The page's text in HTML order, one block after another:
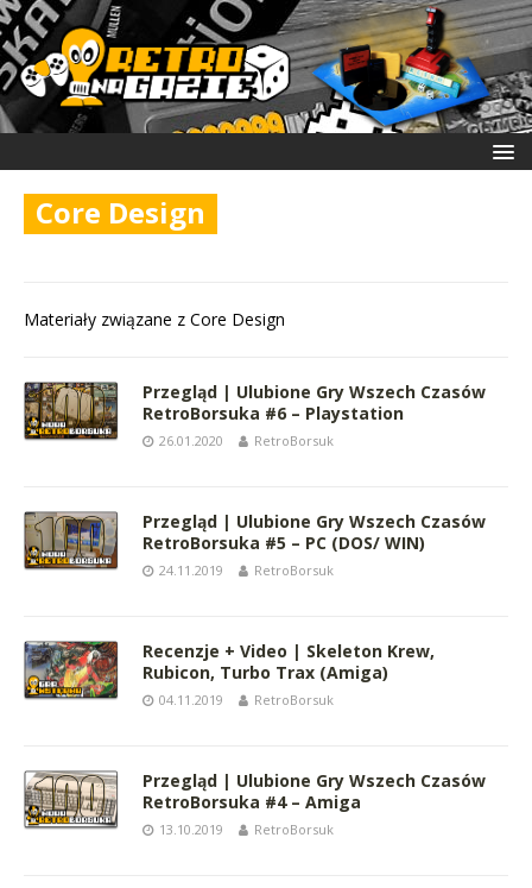
Core Design
Materiały związane z Core Design
Przegląd | Ulubione Gry Wszech Czasów
RetroBorsuka #6 – Playstation
26.01.2020 RetroBorsuk
Przegląd | Ulubione Gry Wszech Czasów
RetroBorsuka #5 – PC (DOS/ WIN)
24.11.2019 RetroBorsuk
Recenzje + Video | Skeleton Krew,
Rubicon, Turbo Trax (Amiga)
04.11.2019 RetroBorsuk
Przegląd | Ulubione Gry Wszech Czasów
RetroBorsuka #4 – Amiga
13.10.2019 RetroBorsuk